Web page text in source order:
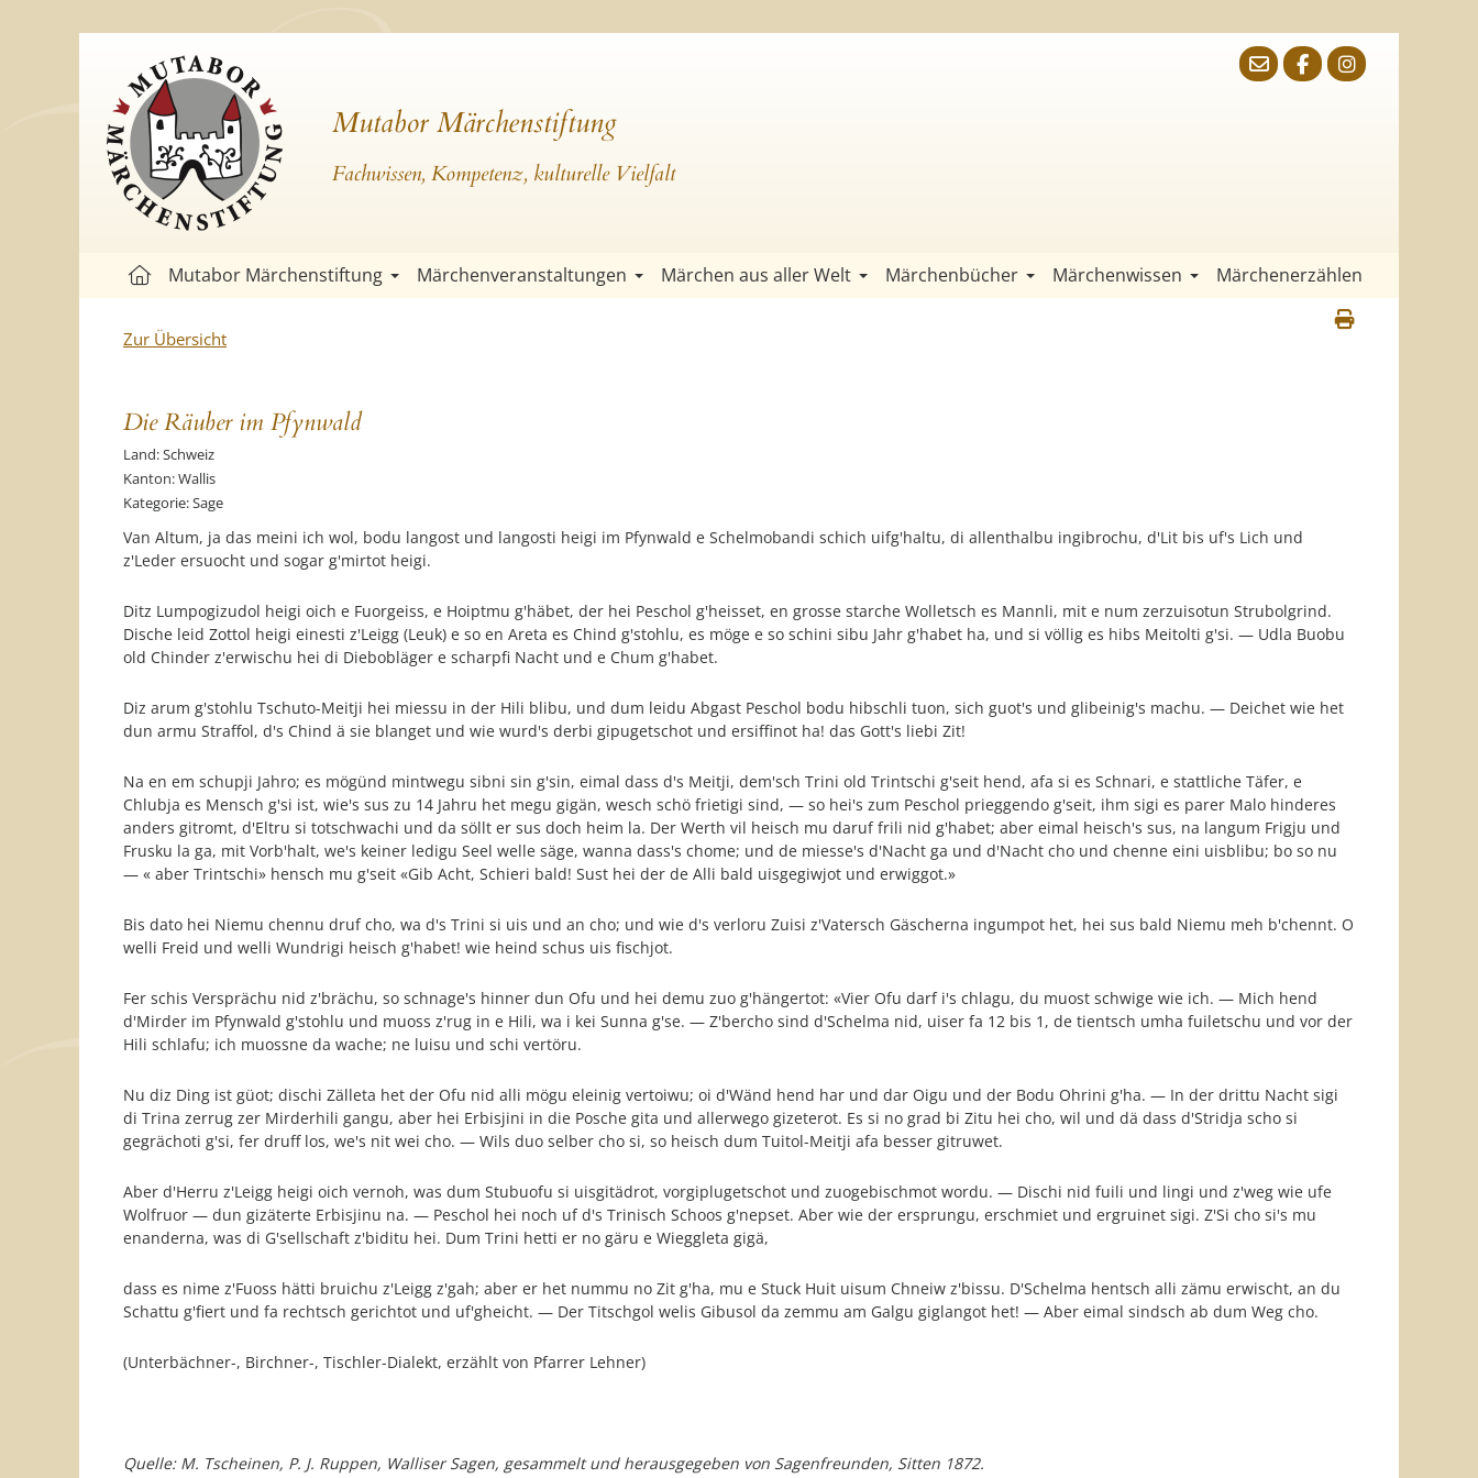
Mutabor Märchenstiftung
Fachwissen, Kompetenz, kulturelle Vielfalt
Mutabor Märchenstiftung Märchenveranstaltungen Märchen aus aller Welt Märchenbücher Märchenwissen Märchenerzählen
Zur Übersicht
Die Räuber im Pfynwald
Land: Schweiz
Kanton: Wallis
Kategorie: Sage
Van Altum, ja das meini ich wol, bodu langost und langosti heigi im Pfynwald e Schelmobandi schich uifg'haltu, di allenthalbu ingibrochu, d'Lit bis uf's Lich und
z'Leder ersuocht und sogar g'mirtot heigi.
Ditz Lumpogizudol heigi oich e Fuorgeiss, e Hoiptmu g'häbet, der hei Peschol g'heisset, en grosse starche Wolletsch es Mannli, mit e num zerzuisotun Strubolgrind.
Dische leid Zottol heigi einesti z'Leigg (Leuk) e so en Areta es Chind g'stohlu, es möge e so schini sibu Jahr g'habet ha, und si völlig es hibs Meitolti g'si. — Udla Buobu
old Chinder z'erwischu hei di Diebobläger e scharpfi Nacht und e Chum g'habet.
Diz arum g'stohlu Tschuto-Meitji hei miessu in der Hili blibu, und dum leidu Abgast Peschol bodu hibschli tuon, sich guot's und glibeinig's machu. — Deichet wie het
dun armu Straffol, d's Chind ä sie blanget und wie wurd's derbi gipugetschot und ersiffinot ha! das Gott's liebi Zit!
Na en em schupji Jahro; es mögünd mintwegu sibni sin g'sin, eimal dass d's Meitji, dem'sch Trini old Trintschi g'seit hend, afa si es Schnari, e stattliche Täfer, e
Chlubja es Mensch g'si ist, wie's sus zu 14 Jahru het megu gigän, wesch schö frietigi sind, — so hei's zum Peschol prieggendo g'seit, ihm sigi es parer Malo hinderes
anders gitromt, d'Eltru si totschwachi und da söllt er sus doch heim la. Der Werth vil heisch mu daruf frili nid g'habet; aber eimal heisch's sus, na langum Frigju und
Frusku la ga, mit Vorb'halt, we's keiner ledigu Seel welle säge, wanna dass's chome; und de miesse's d'Nacht ga und d'Nacht cho und chenne eini uisblibu; bo so nu
— « aber Trintschi» hensch mu g'seit «Gib Acht, Schieri bald! Sust hei der de Alli bald uisgegiwjot und erwiggot.»
Bis dato hei Niemu chennu druf cho, wa d's Trini si uis und an cho; und wie d's verloru Zuisi z'Vatersch Gäscherna ingumpot het, hei sus bald Niemu meh b'chennt. O
welli Freid und welli Wundrigi heisch g'habet! wie heind schus uis fischjot.
Fer schis Versprächu nid z'brächu, so schnage's hinner dun Ofu und hei demu zuo g'hängertot: «Vier Ofu darf i's chlagu, du muost schwige wie ich. — Mich hend
d'Mirder im Pfynwald g'stohlu und muoss z'rug in e Hili, wa i kei Sunna g'se. — Z'bercho sind d'Schelma nid, uiser fa 12 bis 1, de tientsch umha fuiletschu und vor der
Hili schlafu; ich muossne da wache; ne luisu und schi vertöru.
Nu diz Ding ist güot; dischi Zälleta het der Ofu nid alli mögu eleinig vertoiwu; oi d'Wänd hend har und dar Oigu und der Bodu Ohrini g'ha. — In der drittu Nacht sigi
di Trina zerrug zer Mirderhili gangu, aber hei Erbisjini in die Posche gita und allerwego gizeterot. Es si no grad bi Zitu hei cho, wil und dä dass d'Stridja scho si
gegrächoti g'si, fer druff los, we's nit wei cho. — Wils duo selber cho si, so heisch dum Tuitol-Meitji afa besser gitruwet.
Aber d'Herru z'Leigg heigi oich vernoh, was dum Stubuofu si uisgitädrot, vorgiplugetschot und zuogebischmot wordu. — Dischi nid fuili und lingi und z'weg wie ufe
Wolfruor — dun gizäterte Erbisjinu na. — Peschol hei noch uf d's Trinisch Schoos g'nepset. Aber wie der ersprungu, erschmiet und ergruinet sigi. Z'Si cho si's mu
enanderna, was di G'sellschaft z'biditu hei. Dum Trini hetti er no gäru e Wieggleta gigä,
dass es nime z'Fuoss hätti bruichu z'Leigg z'gah; aber er het nummu no Zit g'ha, mu e Stuck Huit uisum Chneiw z'bissu. D'Schelma hentsch alli zämu erwischt, an du
Schattu g'fiert und fa rechtsch gerichtot und uf'gheicht. — Der Titschgol welis Gibusol da zemmu am Galgu giglangot het! — Aber eimal sindsch ab dum Weg cho.
(Unterbächner-, Birchner-, Tischler-Dialekt, erzählt von Pfarrer Lehner)
Quelle: M. Tscheinen, P. J. Ruppen, Walliser Sagen, gesammelt und herausgegeben von Sagenfreunden, Sitten 1872.